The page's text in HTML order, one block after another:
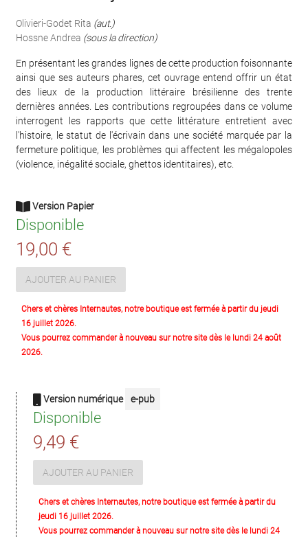
Olivieri-Godet Rita (aut.)
Hossne Andrea (sous la direction)
En présentant les grandes lignes de cette production foisonnante
ainsi que ses auteurs phares, cet ouvrage entend offrir un état
des lieux de la production littéraire brésilienne des trente
dernières années. Les contributions regroupées dans ce volume
interrogent les rapports que cette littérature entretient avec
l'histoire, le statut de l'écrivain dans une société marquée par la
fermeture politique, les problèmes qui affectent les mégalopoles
(violence, inégalité sociale, ghettos identitaires), etc.
Version Papier
Disponible
19,00 €
AJOUTER AU PANIER
Chers et chères Internautes, notre boutique est fermée à partir du jeudi
16 juillet 2026.
Vous pourrez commander à nouveau sur notre site dès le lundi 24 août
2026.
Version numérique e-pub
Disponible
9,49 €
AJOUTER AU PANIER
Chers et chères Internautes, notre boutique est fermée à partir du
jeudi 16 juillet 2026.
Vous pourrez commander à nouveau sur notre site dès le lundi 24